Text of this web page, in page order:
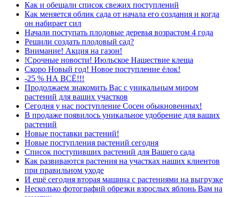
Как и обещали список свежих поступлений
Как меняется облик сада от начала его создания и когда
он набирает сил
Начали поступать плодовые деревья возрастом 4 года
Решили создать плодовый сад?
Внимание! Акция на газон!
!Срочные новости! Июльское Нашествие клеща
Скоро Новый год! Новое поступление ёлок!
-25 % НА ВСЁ!!!
Продолжаем знакомить Вас с уникальным миром
растений для ваших участков
Сегодня у нас поступление Сосен обыкновенных!
В продаже появилось уникальное удобрение для ваших
растений
Новые поставки растений!
Новые поступления растений сегодня
Список поступивших растений для Вашего сада
Как развиваются растения на участках наших клиентов
при правильном уходе
И ещё сегодня вторая машина с растениями на выгрузке
Несколько фотографий обрезки взрослых яблонь Вам на